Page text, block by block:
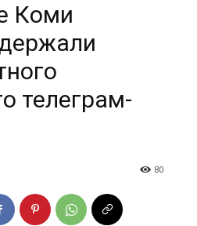
Коми
телеграм-
80